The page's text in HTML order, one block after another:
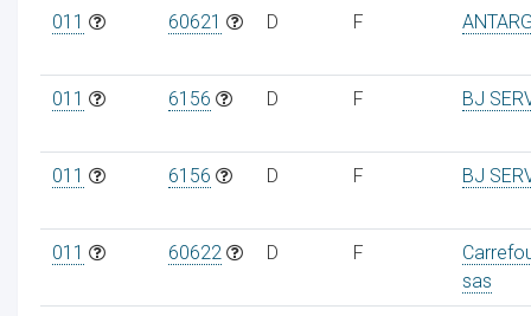
011 60621 D F
011 6156 D F BJ
011 6156 D F BJ
011 60622 D F
sas